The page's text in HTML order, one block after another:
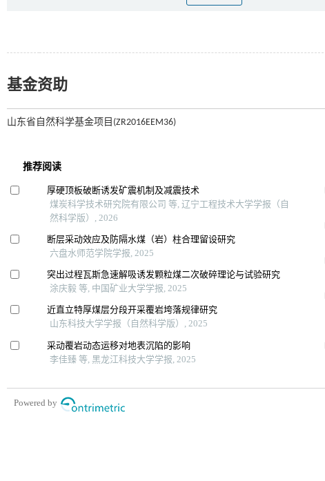
基金资助
山东省自然科学基金项目(ZR2016EEM36)